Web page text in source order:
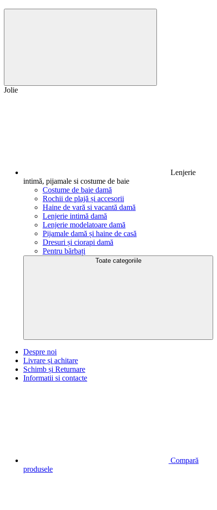
Jolie
Lenjerie
intimă, pijamale si costume de baie
Costume de baie damă
Rochii de plajă și accesorii
Haine de vară si vacantă damă
Lenjerie intimă damă
Lenjerie modelatoare damă
Pijamale damă și haine de casă
Dresuri și ciorapi damă
Рentru bărbați
Toate categoriile
Despre noi
Livrare și achitare
Schimb și Returnare
Informatii si contacte
Compară
produsele